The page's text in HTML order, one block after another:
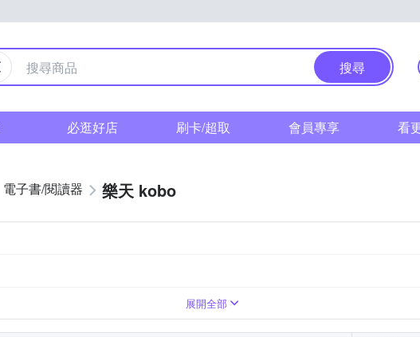
搜尋
必逛好店 刷卡/超取 會員專享 看
電子書/閱讀器 樂天 kobo
展開全部